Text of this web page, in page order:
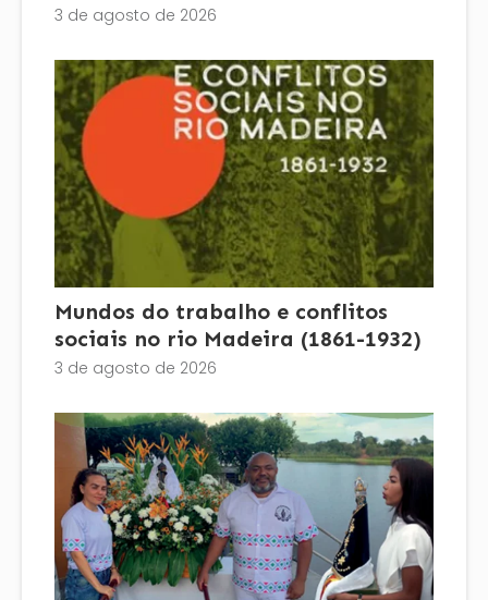
3 de agosto de 2026
Mundos do trabalho e conflitos
sociais no rio Madeira (1861-1932)
3 de agosto de 2026